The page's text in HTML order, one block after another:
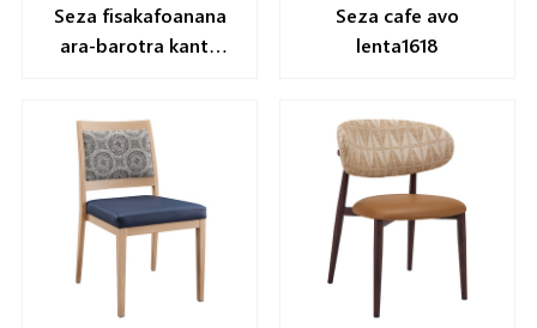
Seza fisakafoanana
ara-barotra kanto
Seza cafe avo
lenta1618